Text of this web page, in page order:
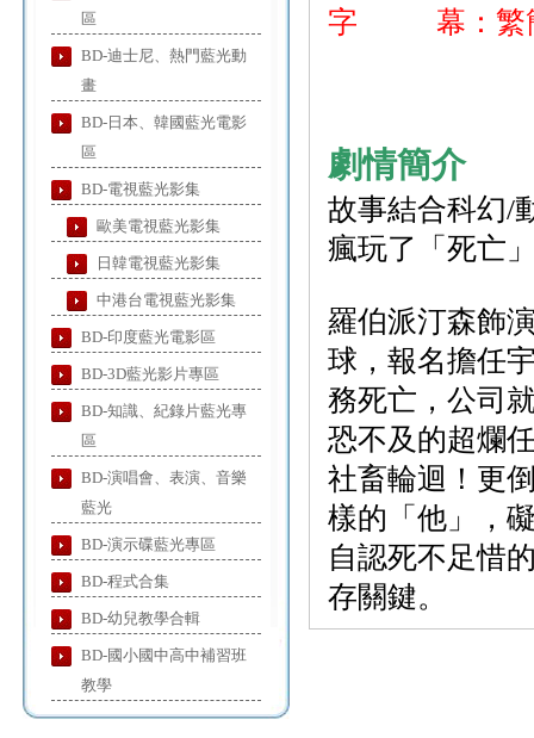
區
BD-迪士尼、熱門藍光動
畫
BD-日本、韓國藍光電影
區
BD-電視藍光影集
歐美電視藍光影集
日韓電視藍光影集
中港台電視藍光影集
BD-印度藍光電影區
BD-3D藍光影片專區
BD-知識、紀錄片藍光專
區
BD-演唱會、表演、音樂
藍光
BD-演示碟藍光專區
BD-程式合集
BD-幼兒教學合輯
BD-國小國中高中補習班
教學
字 幕：繁簡
劇情簡介
故事結合科幻/
瘋玩了「死亡
羅伯派汀森飾
球，報名擔任
務死亡，公司
恐不及的超爛
社畜輪迴！更
樣的「他」，
自認死不足惜
存關鍵。